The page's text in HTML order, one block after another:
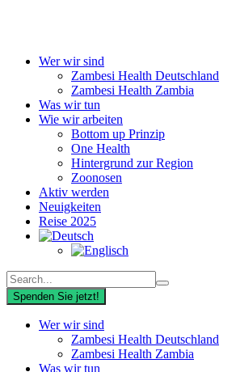
Wer wir sind
Zambesi Health Deutschland
Zambesi Health Zambia
Was wir tun
Wie wir arbeiten
Bottom up Prinzip
One Health
Hintergrund zur Region
Zoonosen
Aktiv werden
Neuigkeiten
Reise 2025
Spenden Sie jetzt!
Wer wir sind
Zambesi Health Deutschland
Zambesi Health Zambia
Was wir tun